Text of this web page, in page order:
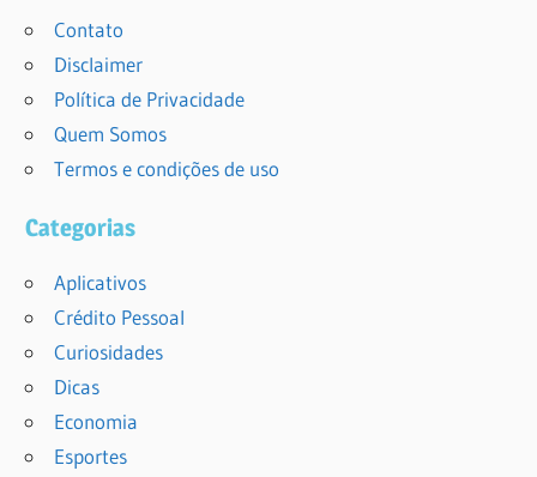
Contato
Disclaimer
Política de Privacidade
Quem Somos
Termos e condições de uso
Categorias
Aplicativos
Crédito Pessoal
Curiosidades
Dicas
Economia
Esportes